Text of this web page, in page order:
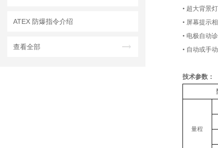
ATEX 防爆指令介绍
查看全部
• 超大背景
• 屏幕提示
• 电极自动
• 自动或手
技术参数：
量程